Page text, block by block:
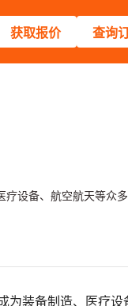
获取报价 查询
设备、航空航天等众
为装备制造、医疗